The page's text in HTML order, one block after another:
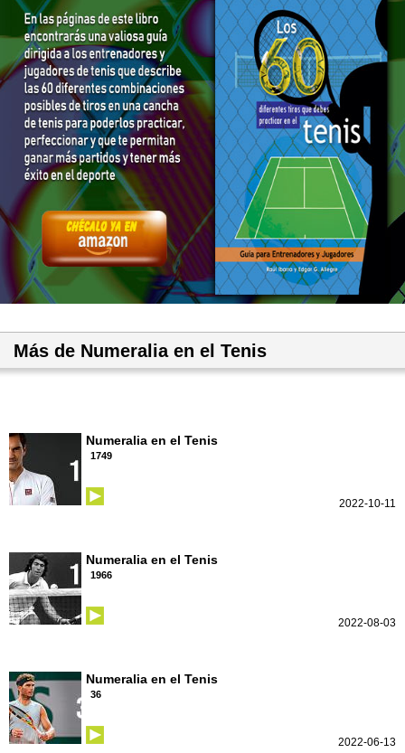
Más de Numeralia en el Tenis
Numeralia en el Tenis
1749
2022-10-11
Numeralia en el Tenis
1966
2022-08-03
Numeralia en el Tenis
36
2022-06-13